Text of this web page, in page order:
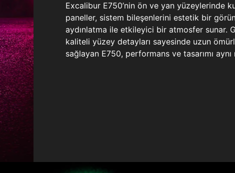
Excalibur E750’nin ön ve yan yüzeylerinde
paneller, sistem bileşenlerini estetik bir
aydınlatma ile etkileyici bir atmosfer sunar.
kaliteli yüzey detayları sayesinde uzun
sağlayan E750, performans ve tasarımı